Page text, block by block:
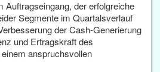
Auftragseingang, der erfolgreiche
Segmente im Quartalsverlauf
der Cash-Generierung
und Ertragskraft des
anspruchsvollen